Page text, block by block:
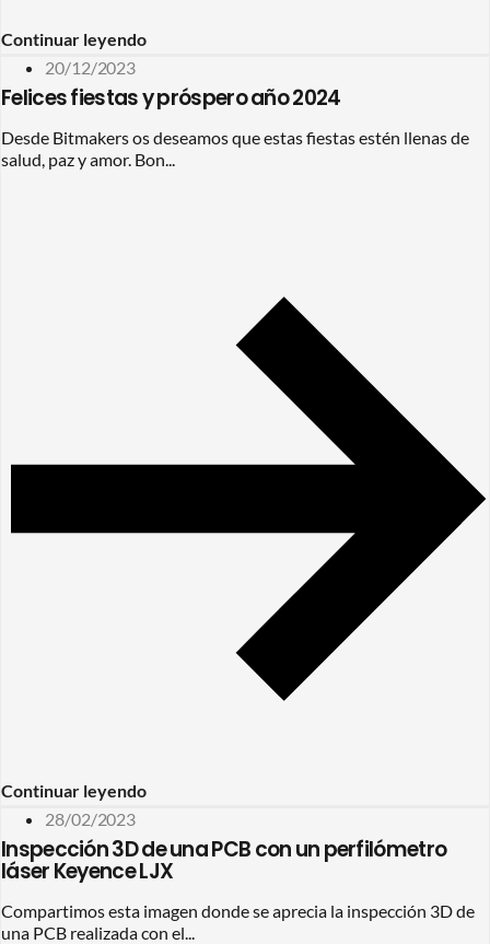
Continuar leyendo
20/12/2023
Felices fiestas y próspero año 2024
Desde Bitmakers os deseamos que estas fiestas estén llenas de
salud, paz y amor. Bon...
Continuar leyendo
28/02/2023
Inspección 3D de una PCB con un perfilómetro
láser Keyence LJX
Compartimos esta imagen donde se aprecia la inspección 3D de
una PCB realizada con el...